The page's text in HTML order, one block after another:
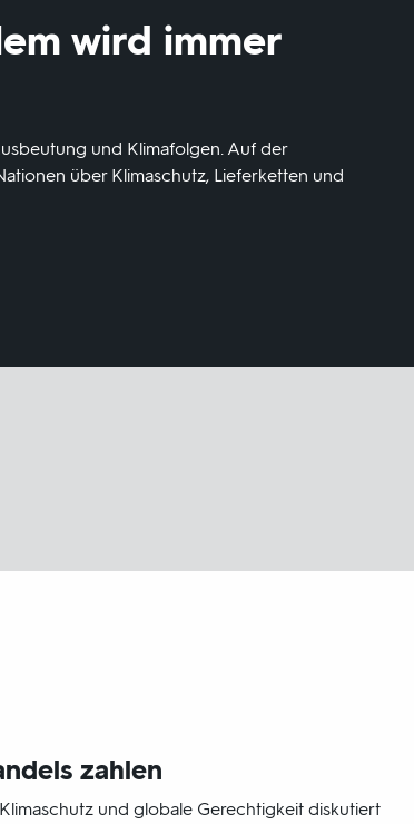
wird immer
und Klimafolgen. Auf der
über Klimaschutz, Lieferketten und
zahlen
und globale Gerechtigkeit diskutiert